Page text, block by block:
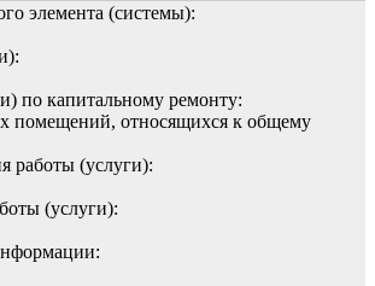
элемента (системы):
по капитальному ремонту:
помещений, относящихся к общему
работы (услуги):
(услуги):